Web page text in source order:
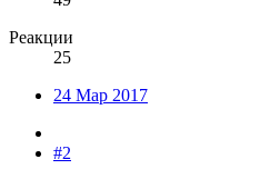
Реакции
25
24 Мар 2017
#2